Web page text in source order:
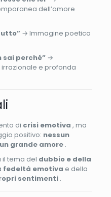
dell’amore
→ Immagine poetica
sai perché” →
e profonda
di crisi emotiva , ma
positivo: nessun
grande amore .
il tema del dubbio e della
fedeltà emotiva e della
sentimenti .